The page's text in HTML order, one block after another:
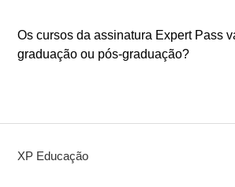
Os cursos da assinatura Expert Pass
graduação ou pós-graduação?
XP Educação